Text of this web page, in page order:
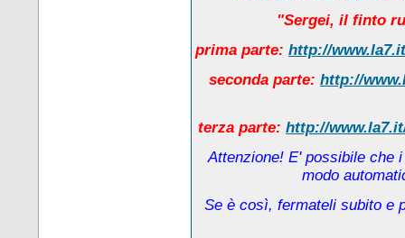
"Sergei, il finto
prima parte: http://
seconda parte: http://
terza parte: http://
Attenzione! E' possibile che
modo
Se è così, fermateli subito e